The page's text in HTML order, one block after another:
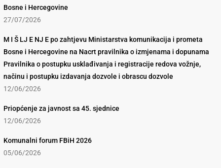
Bosne i Hercegovine
27/07/2026
M I Š LJ E NJ E po zahtjevu Ministarstva komunikacija i prometa
Bosne i Hercegovine na Nacrt pravilnika o izmjenama i dopunama
Pravilnika o postupku usklađivanja i registracije redova vožnje,
načinu i postupku izdavanja dozvole i obrascu dozvole
12/06/2026
Priopćenje za javnost sa 45. sjednice
12/06/2026
Komunalni forum FBiH 2026
05/06/2026